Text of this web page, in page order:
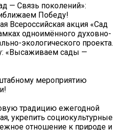
— Связь поколений»:
Победу!
Всероссийская акция «Сад
одноимённого духовно-
экологического проекта.
«Высаживаем сады —
мероприятию
традицию ежегодной
укрепить социокультурные
отношение к природе и